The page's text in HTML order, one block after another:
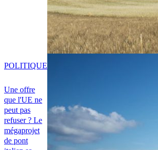
Une offre
que l'UE ne
peut pas
refuser ? Le
mégaprojet
de pont
POLITIQUE